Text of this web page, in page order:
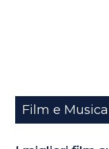
Film e Musica